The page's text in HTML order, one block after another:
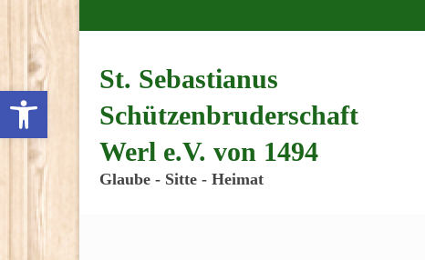
Werkzeugleiste öffnen
springen
St. Sebastianus
Schützenbruderschaft
Werl e.V. von 1494
Glaube - Sitte - Heimat